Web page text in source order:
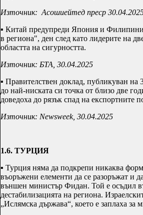
Източник: Асошиейтед преср
▪ Китай предупреди Япония и
в региона", ден след като лидерите на
областта на сигурността.
Източник: БТА, 30.04.2025
▪ Правителствен доклад, публикуван на
до най-ниската си точка от близо две
доведоха до рязък спад на експортните
Източник: Newsweek, 30.04.2025
1.6. ТУРЦИЯ
▪ Турция няма да подкрепи никаква
въоръжени елементи да се разоръжат и
външен министър Фидан. Той е осъдил
дестабилизацията на региона.
„Ислямска държава“, което е заплаха за